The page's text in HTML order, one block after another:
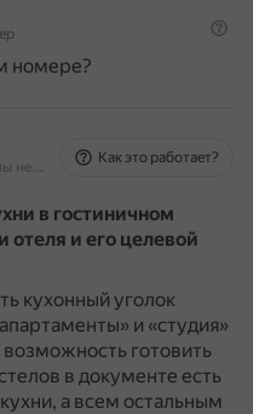
номере?
На основе источников, возможны неточности
Как это работает?
в гостиничном
отеля и его целевой
кухонный уголок
и «студия»
готовить
в документе есть
а всем остальным